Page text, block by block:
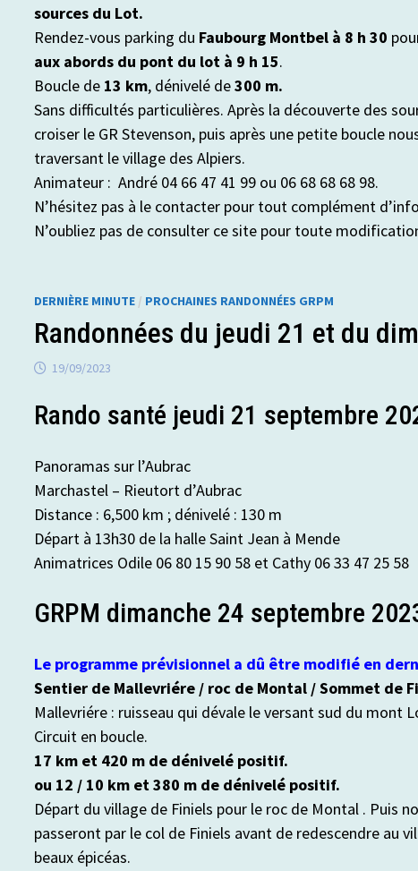
sources du Lot.
Rendez-vous parking du Faubourg Montbel à 8 h 30
aux abords du pont du lot à 9 h 15.
Boucle de 13 km, dénivelé de300 m.
Sans difficultés particulières. Après la découverte des
croiser le GR Stevenson, puis après une petite boucle
traversant le village des Alpiers.
Animateur : André 04 66 47 41 99 ou 06 68 68 68 98.
N’hésitez pas à le contacter pour tout complément
N’oubliez pas de consulter ce site pour toute
DERNIÈRE MINUTE / PROCHAINES RANDONNÉES GRPM
Randonnées du jeudi 21 et du
19/09/2023
Rando santé jeudi 21 septembre
Panoramas sur l’Aubrac
Marchastel – Rieutort d’Aubrac
Distance : 6,500 km ; dénivelé : 130 m
Départ à 13h30 de la halle Saint Jean à Mende
Animatrices Odile 06 80 15 90 58 et Cathy 06 33 47 25 58
GRPM dimanche 24 septembre
Le programme prévisionnel a dû être modifié en
Sentier de Mallevriére / roc de Montal / Sommet de
Mallevriére : ruisseau qui dévale le versant sud du mont
Circuit en boucle.
17 km et 420 m de dénivelé positif.
ou 12 / 10 km et 380 m de dénivelé positif.
Départ du village de Finiels pour le roc de Montal . Puis
passeront par le col de Finiels avant de redescendre au
beaux épicéas.